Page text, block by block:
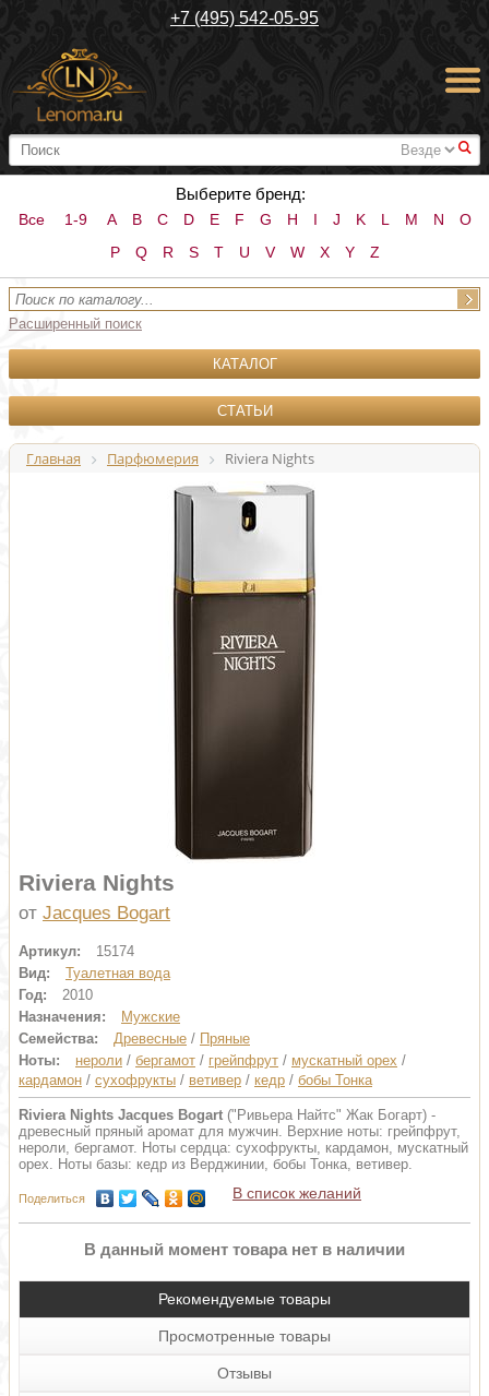
+7 (495) 542-05-95
#
Выберите бренд:
Все 1-9 A B C D E F G H I J K L M N
O
P
Q R S T U V W X Y Z
Расширенный поиск
КАТАЛОГ
СТАТЬИ
Главная Парфюмерия Riviera Nights
Riviera Nights
от Jacques Bogart
Артикул:
15174
Вид:
Туалетная вода
Год:
2010
Назначения:
Мужские
Семейства:
Древесные / Пряные
Ноты:
нероли / бергамот / грейпфрут / мускатный орех /
кардамон / сухофрукты / ветивер / кедр / бобы Тонка
Riviera Nights Jacques Bogart ("Ривьера Найтс" Жак Богарт) -
древесный пряный аромат для мужчин. Верхние ноты: грейпфрут,
нероли, бергамот. Ноты сердца: сухофрукты, кардамон, мускатный
орех. Ноты базы: кедр из Верджинии, бобы Тонка, ветивер.
Поделиться В список желаний
В данный момент товара нет в наличии
Рекомендуемые товары
Просмотренные товары
Отзывы